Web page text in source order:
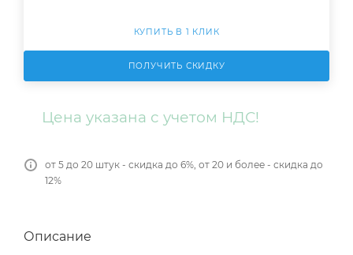
КУПИТЬ В 1 КЛИК
ПОЛУЧИТЬ СКИДКУ
Цена указана с учетом НДС!
от 5 до 20 штук - скидка до 6%, от 20 и более - скидка до
12%
Описание